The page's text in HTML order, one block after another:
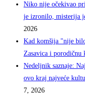
Niko nije očekivao
je izronilo, misterija
2026
Kad komšija "nije
Zasavica i porodičnu
Nedeljnik saznaje:
ovo kraj najveće
7, 2026